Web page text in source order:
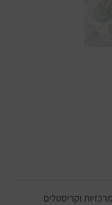
וקריסטלים